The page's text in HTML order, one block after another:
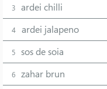
3 ardei chilli
4 ardei jalapeno
5 sos de soia
6 zahar brun